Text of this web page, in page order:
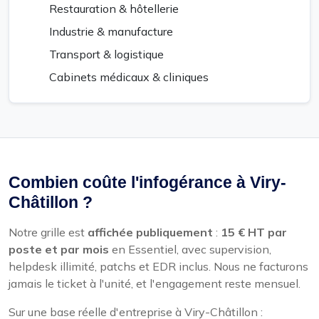
Restauration & hôtellerie
Industrie & manufacture
Transport & logistique
Cabinets médicaux & cliniques
Combien coûte l'infogérance à Viry-
Châtillon ?
Notre grille est affichée publiquement : 15 € HT par
poste et par mois en Essentiel, avec supervision,
helpdesk illimité, patchs et EDR inclus. Nous ne facturons
jamais le ticket à l'unité, et l'engagement reste mensuel.
Sur une base réelle d'entreprise à Viry-Châtillon :